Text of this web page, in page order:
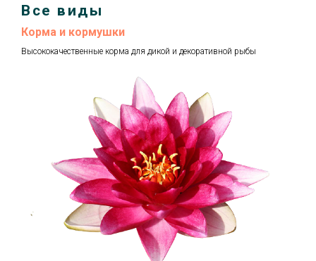
Все виды
Корма и кормушки
Высококачественные корма для дикой и декоративной рыбы